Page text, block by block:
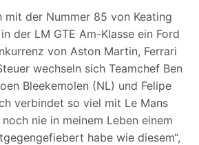
mit der Nummer 85 von Keating
der LM GTE Am-Klasse ein Ford
von Aston Martin, Ferrari
wechseln sich Teamchef Ben
Bleekemolen (NL) und Felipe
verbindet so viel mit Le Mans
nie in meinem Leben einem
habe wie diesem“,